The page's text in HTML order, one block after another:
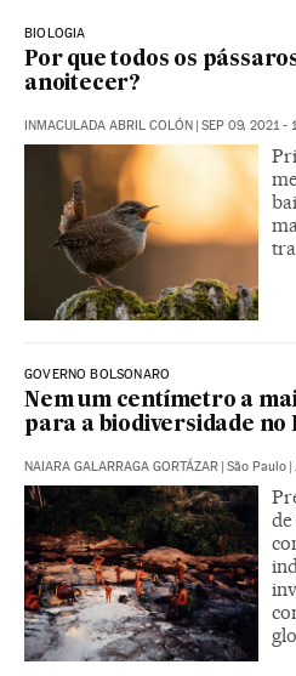
BIOLOGIA
Por que todos os
anoitecer?
INMACULADA ABRIL COLÓN SEP 09, 2021 -
GOVERNO BOLSONARO
Nem um centímetro a
para a biodiversidade no
NAIARA GALARRAGA GORTÁZAR São Paulo